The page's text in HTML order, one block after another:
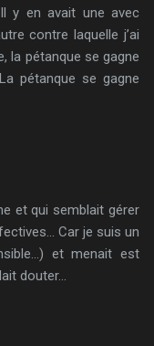
y en avait une avec
contre laquelle j’ai
la pétanque se gagne
pétanque se gagne
et qui semblait gérer
Car je suis un
et menait est
douter…